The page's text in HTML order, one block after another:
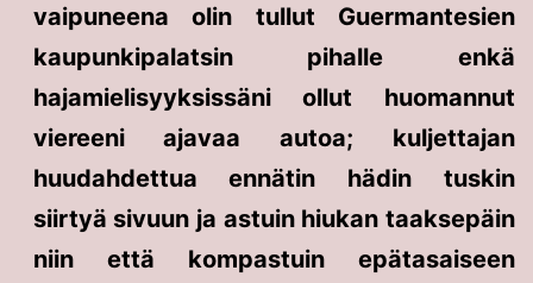
vaipuneena olin tullut Guermantesien
kaupunkipalatsin pihalle enkä
hajamielisyyksissäni ollut huomannut
viereeni ajavaa autoa; kuljettajan
huudahdettua ennätin hädin tuskin
siirtyä sivuun ja astuin hiukan taaksepäin
niin että kompastuin epätasaiseen